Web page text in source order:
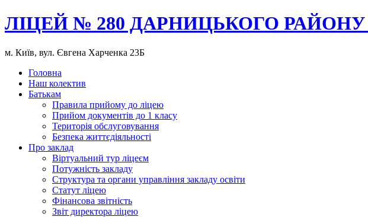
ЛІЦЕЙ № 280 ДАРНИЦЬКОГО
м. Київ, вул. Євгена Харченка 23Б
Головна
Наш колектив
Батькам
Правила прийому до ліцею
Прийом документів до 1 класу
Територія обслуговування
Безпека життєдіяльності
Про заклад
Віртуальний тур ліцеєм
Потужність закладу
Структура та органи управління закладу освіти
Статут ліцею
Фінансова звітність
Звіт директора ліцею